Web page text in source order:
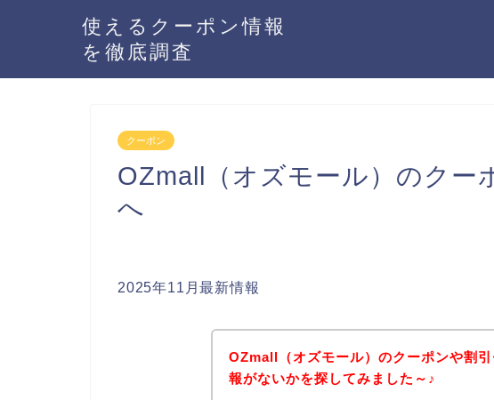
使えるクーポン情報
を徹底調査
クーポン
OZmall（オズモール）のクー
へ
2025年11月最新情報
OZmall（オズモール）のクーポンや割
報がないかを探してみました～♪